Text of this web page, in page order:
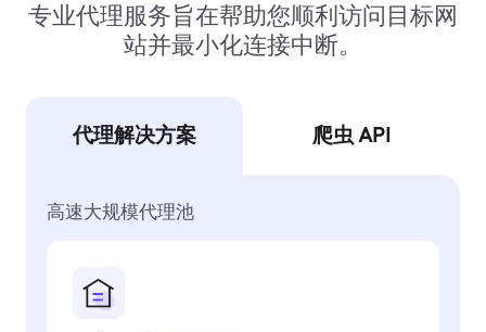
专业代理服务旨在帮助您顺利访问目标网
站并最小化连接中断。
代理解决方案 爬虫 API
高速大规模代理池